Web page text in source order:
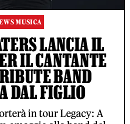
MUSICA
LANCIA IL
IL CANTANTE
BAND
DAL FIGLIO
in tour Legacy: A